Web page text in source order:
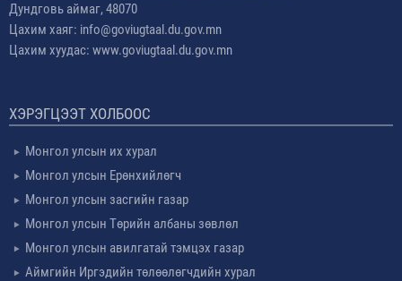
Дундговь аймаг, 48070
Цахим хаяг: info@goviugtaal.du.gov.mn
Цахим хуудас: www.goviugtaal.du.gov.mn
ХЭРЭГЦЭЭТ ХОЛБООС
Монгол улсын их хурал
Монгол улсын Ерөнхийлөгч
Монгол улсын засгийн газар
Монгол улсын Төрийн албаны зөвлөл
Монгол улсын авилгатай тэмцэх газар
Аймгийн Иргэдийн төлөөлөгчдийн хурал